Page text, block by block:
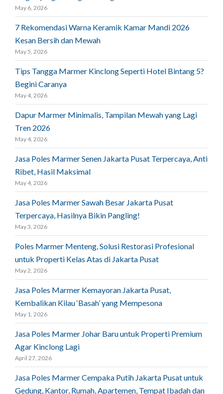
May 6, 2026
7 Rekomendasi Warna Keramik Kamar Mandi 2026
Kesan Bersih dan Mewah
May 5, 2026
Tips Tangga Marmer Kinclong Seperti Hotel Bintang 5?
Begini Caranya
May 4, 2026
Dapur Marmer Minimalis, Tampilan Mewah yang Lagi
Tren 2026
May 4, 2026
Jasa Poles Marmer Senen Jakarta Pusat Terpercaya, Anti
Ribet, Hasil Maksimal
May 4, 2026
Jasa Poles Marmer Sawah Besar Jakarta Pusat
Terpercaya, Hasilnya Bikin Pangling!
May 3, 2026
Poles Marmer Menteng, Solusi Restorasi Profesional
untuk Properti Kelas Atas di Jakarta Pusat
May 2, 2026
Jasa Poles Marmer Kemayoran Jakarta Pusat,
Kembalikan Kilau ‘Basah’ yang Mempesona
May 1, 2026
Jasa Poles Marmer Johar Baru untuk Properti Premium
Agar Kinclong Lagi
April 27, 2026
Jasa Poles Marmer Cempaka Putih Jakarta Pusat untuk
Gedung, Kantor, Rumah, Apartemen, Tempat Ibadah dan